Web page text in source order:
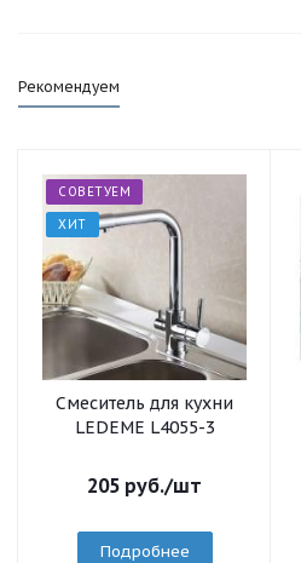
Рекомендуем
СОВЕТУЕМ
ХИТ
Смеситель для кухни
LEDEME L4055-3
205 руб./шт
Подробнее